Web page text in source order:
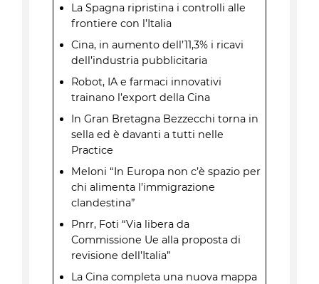
La Spagna ripristina i controlli alle
frontiere con l’Italia
Cina, in aumento dell’11,3% i ricavi
dell’industria pubblicitaria
Robot, IA e farmaci innovativi
trainano l’export della Cina
In Gran Bretagna Bezzecchi torna in
sella ed è davanti a tutti nelle
Practice
Meloni “In Europa non c’è spazio per
chi alimenta l’immigrazione
clandestina”
Pnrr, Foti “Via libera da
Commissione Ue alla proposta di
revisione dell’Italia”
La Cina completa una nuova mappa